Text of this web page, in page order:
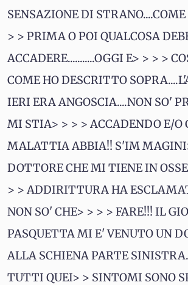
SENSAZIONE DI
> > PRIMA O POI QUALCOSA
ACCADERE...........OGGI E> > > >
COME HO DESCRITTO
IERI ERA ANGOSCIA....NON SO'
MI STIA> > > > ACCADENDO E/O
MALATTIA ABBIA!! S'IM
DOTTORE CHE MI TIENE IN
> > ADDIRITTURA HA
NON SO' CHE> > > > FARE!!! IL
PASQUETTA MI E' VENUTO UN
ALLA SCHIENA PARTE
TUTTI QUEI> > SINTOMI SONO